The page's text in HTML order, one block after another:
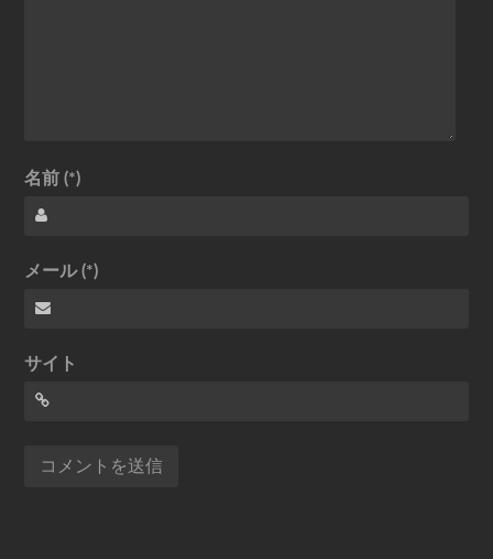
名前 (*)
メール (*)
サイト